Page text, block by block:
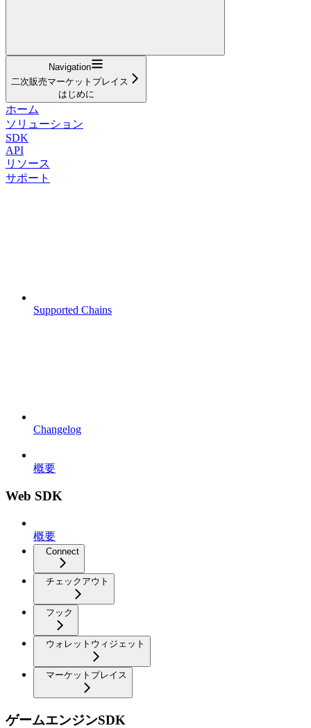
Navigation
二次販売マーケットプレイス
はじめに
ホーム
ソリューション
SDK
API
リソース
サポート
Supported Chains
Changelog
概要
Web SDK
概要
Connect
チェックアウト
フック
ウォレットウィジェット
マーケットプレイス
ゲームエンジンSDK